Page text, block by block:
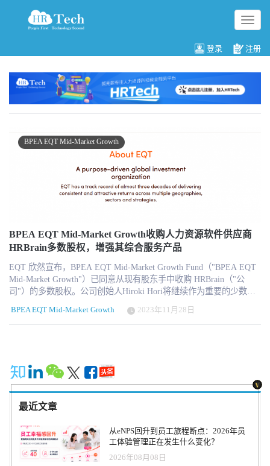
切
换
航
登录 注册
BPEA EQT Mid-Market Growth
BPEA EQT Mid-Market Growth收购人力资源软件供应商
HRBrain多数股权，增强其综合服务产品
EQT 欣然宣布，BPEA EQT Mid-Market Growth Fund（"BPEA EQT
Mid-Market Growth"）已同意从现有股东手中收购 HRBrain（"公
司"）的多数股权。公司创始人Hiroki Hori将继续作为重要的少数股
在简化和精简公司绩效评估流程的软件解决方案。如今，公司的人
力资源解决方案已发展到包括综合人才管理、员工体验和组织评
及对人力资本指标披露的监管要求不断提高，对支持人才管理和员
工参与的解决方案的需求也在迅速增长。凭借直观的用户界面/用户
体验设计、灵活的模块选择以及强大的客户支持和咨询服务，
HRBrain 已经发展了一个高度多元化的客户群，累计帮助 2,500 多家
公司更有效地与人才打交道。此外，公司拥有一流的客户满意度和
强大的客户保留率，尤其是在大中型企业这一核心目标市场，每年
的经常性收入增长超过 60%。 EQT 在全球范围内发展强大的软件业
务方面拥有丰富的经验，自 2018 年以来，已在全球范围内进行了超
过 15 项软件投资，股权投资额超过 100 亿美元。BPEA EQT Mid-
BPEA EQT Mid-Market Growth 2023年11月28日
最近文章
从eNPS回升到员工旅程断点：2026年员
工体验管理正在发生什么变化？
2026年08月08日